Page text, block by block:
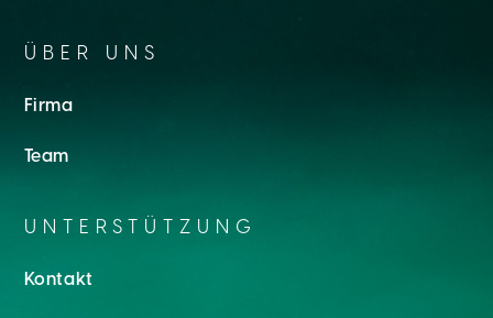
ÜBER UNS
Firma
Team
UNTERSTÜTZUNG
Kontakt